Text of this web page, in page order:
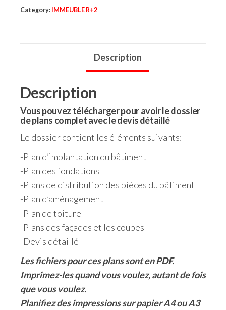
Category: IMMEUBLE R+2
Description
Description
Vous pouvez télécharger pour avoir le dossier
de plans complet avec le devis détaillé
Le dossier contient les éléments suivants:
-Plan d’implantation du bâtiment
-Plan des fondations
-Plans de distribution des pièces du bâtiment
-Plan d’aménagement
-Plan de toiture
-Plans des façades et les coupes
-Devis détaillé
Les fichiers pour ces plans sont en PDF.
Imprimez-les quand vous voulez, autant de fois
que vous voulez.
Planifiez des impressions sur papier A4 ou A3